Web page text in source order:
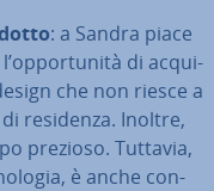
: a Sandra piace
di ac­qui­
che non riesce a
residenza. Inoltre,
prezioso. Tuttavia,
è anche con­